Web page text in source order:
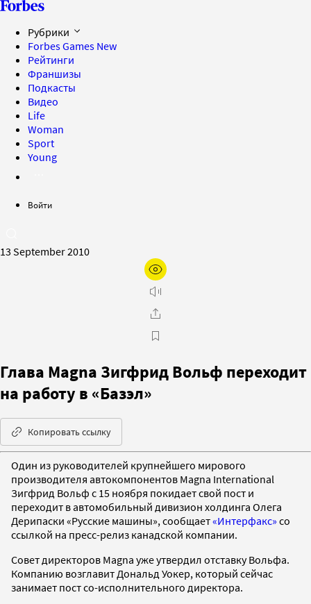
Рубрики
Forbes Games New
Рейтинги
Франшизы
Подкасты
Видео
Life
Woman
Sport
Young
Войти
13 September 2010
Глава Magna Зигфрид Вольф переходит
на работу в «Базэл»
Копировать ссылку
Один из руководителей крупнейшего мирового
производителя автокомпонентов Magna International
Зигфрид Вольф с 15 ноября покидает свой пост и
переходит в автомобильный дивизион холдинга Олега
Дерипаски «Русские машины», сообщает«Интерфакс» со
ссылкой на пресс-релиз канадской компании.
Совет директоров Magna уже утвердил отставку Вольфа.
Компанию возглавит Дональд Уокер, который сейчас
занимает пост со-исполнительного директора.